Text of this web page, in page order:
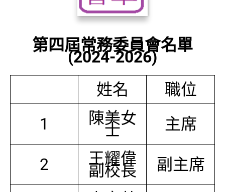
第四屆常務委員會名單
(2024-2026)
姓名
職位
1
陳美女
士 主席
2 王耀偉
副校長 副主席